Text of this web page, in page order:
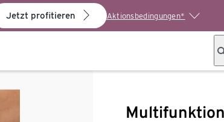
Jetzt profitieren Aktionsbedingungen*